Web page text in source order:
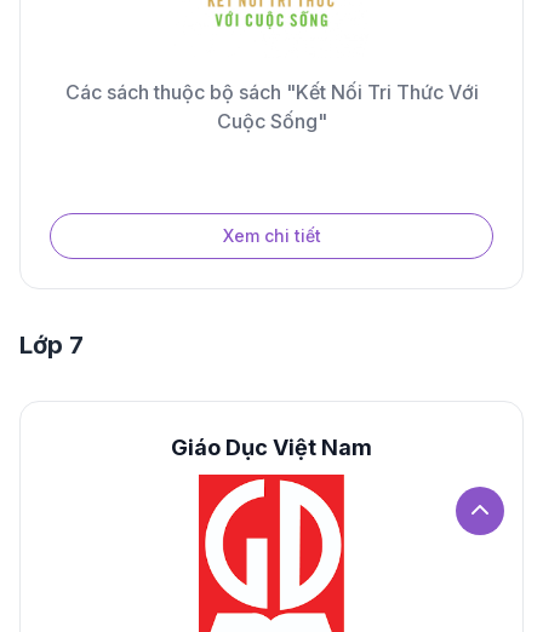
Các sách thuộc bộ sách "Kết Nối Tri Thức Với
Cuộc Sống"
Xem chi tiết
Lớp 7
Giáo Dục Việt Nam